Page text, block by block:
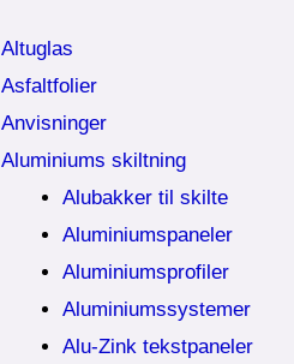
Altuglas
Asfaltfolier
Anvisninger
Aluminiums skiltning
Alubakker til skilte
Aluminiumspaneler
Aluminiumsprofiler
Aluminiumssystemer
Alu-Zink tekstpaneler